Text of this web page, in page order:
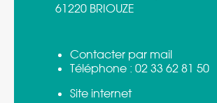
61220 BRIOUZE
Contacter par mail
Téléphone : 02 33 62 81 50
Site internet